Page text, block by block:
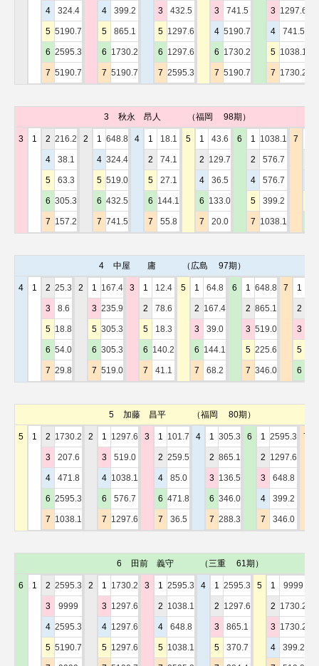
4 324.4
5 5190.7
6 2595.3
7 5190.7
4 399.2
5 865.1
6 1730.2
7 5190.7
3 432.5
5 1297.6
6 1297.6
7 2595.3
3 741.5
4 5190.7
6 1730.2
7 5190.7
3 1297.6
4 741.5
5 1038.1
7 1730.2
3 秋永 昂人 （福岡 98期）
3 1 2 216.2
4 38.1
5 63.3
6 305.3
7 157.2
2 1 648.8
4 324.4
5 519.0
6 432.5
7 741.5
4 1 18.1
2 74.1
5 27.1
6 144.1
7 55.8
5 1 43.6
2 129.7
4 36.5
6 133.0
7 20.0
6 1 1038.1
2 576.7
4 576.7
5 399.2
7 1038.1
7
4 中屋 庸 （広島 97期）
4 1 2 25.3
3 8.6
5 18.8
6 54.0
7 29.8
2 1 167.4
3 235.9
5 305.3
6 305.3
7 519.0
3 1 12.4
2 78.6
5 18.3
6 140.2
7 41.1
5 1 64.8
2 167.4
3 39.0
6 144.1
7 68.2
6 1 648.8
2 865.1
3 519.0
5 225.6
7 346.0
7 1
2
3
5
6
5 加藤 昌平 （福岡 80期）
5 1 2 1730.2
3 207.6
4 471.8
6 2595.3
7 1038.1
2 1 1297.6
3 519.0
4 1038.1
6 576.7
7 1297.6
3 1 101.7
2 259.5
4 85.0
6 471.8
7 36.5
4 1 305.3
2 865.1
3 136.5
6 346.0
7 288.3
6 1 2595.3
2 1297.6
3 648.8
4 399.2
7 346.0
7
6 田前 義守 （三重 61期）
6 1 2 2595.3
3 9999
4 2595.3
5 5190.7
2 1 1730.2
3 1297.6
4 1297.6
5 1297.6
3 1 2595.3
2 1038.1
4 648.8
5 1038.1
4 1 2595.3
2 1297.6
3 865.1
5 370.7
5 1 9999
2 1730.2
3 1730.2
4 399.2